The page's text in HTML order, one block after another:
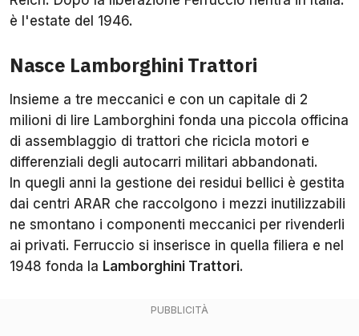
è l'estate del 1946.
Nasce Lamborghini Trattori
Insieme a tre meccanici e con un capitale di 2
milioni di lire Lamborghini fonda una piccola officina
di assemblaggio di trattori che ricicla motori e
differenziali degli autocarri militari abbandonati.
In quegli anni la gestione dei residui bellici è gestita
dai centri ARAR che raccolgono i mezzi inutilizzabili
ne smontano i componenti meccanici per rivenderli
ai privati. Ferruccio si inserisce in quella filiera e nel
1948 fonda la Lamborghini Trattori.